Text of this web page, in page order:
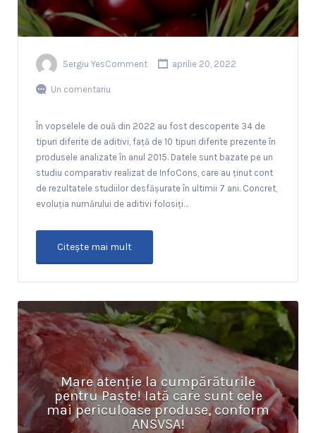
Sergiu YesComment aprilie 20, 2022
Un comentariu
În vopselele de ouă din 2022 au fost descoperite 34 de
tipuri diferite de aditivi, față de 10 tipuri diferite prezente în
produsele analizate în anul 2015. Datele sunt bazate pe un
studiu comparativ realizat de InfoCons, care au ținut cont
de rezultatele studiilor desfășurate în ultimii 7 ani. Concret,
evoluția numărului de aditivi folosiți…
Citeşte mai mult
Mare atenție la cumpărăturile
pentru Paște! Iată care sunt cele
mai periculoase produse, conform
ANSVSA!